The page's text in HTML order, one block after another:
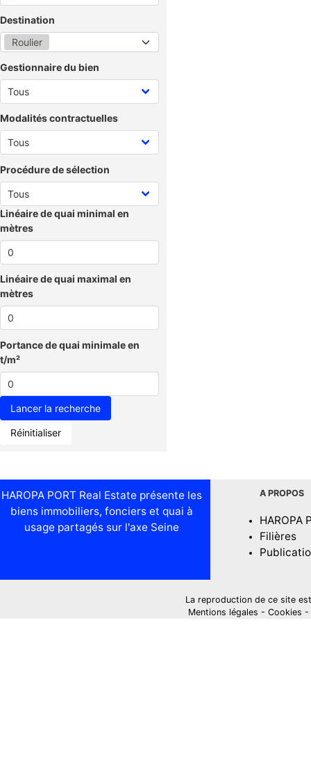
Destination
Roulier
Gestionnaire du bien
Modalités contractuelles
Procédure de sélection
Linéaire de quai minimal en
mètres
Linéaire de quai maximal en
mètres
Portance de quai minimale en
t/m²
Réinitialiser
HAROPA PORT Real Estate présente les
biens immobiliers, fonciers et quai à
usage partagés sur l'axe Seine
A PROPOS
HAROPA
Filières
La reproduction de ce site
Mentions légales - Cookies -